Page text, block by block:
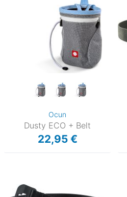
Ocun
Dusty ECO + Belt
22,95 €